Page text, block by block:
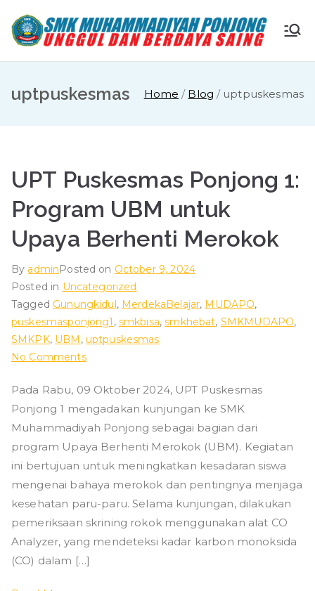
content
S
M
u
ha
P
o
nj
Ungg
ul
Berda
uptpuskesmas Home Blog uptpuskesmas
UPT Puskesmas Ponjong 1:
Program UBM untuk
Upaya Berhenti Merokok
By adminPosted on October 9, 2024
Posted in Uncategorized
Tagged Gunungkidul, MerdekaBelajar, MUDAPO,
puskesmasponjong1 , smkbisa,smkhebat, SMKMUDAPO,
SMKPK, UBM , uptpuskesmas
No Commentson
Puskesmas
Ponjong
1:
Program
UBM
untuk
Merokok
Pada Rabu, 09 Oktober 2024, UPT Puskesmas
Ponjong 1 mengadakan kunjungan ke SMK
Muhammadiyah Ponjong sebagai bagian dari
program Upaya Berhenti Merokok (UBM). Kegiatan
ini bertujuan untuk meningkatkan kesadaran siswa
mengenai bahaya merokok dan pentingnya menjaga
kesehatan paru-paru. Selama kunjungan, dilakukan
pemeriksaan skrining rokok menggunakan alat CO
Analyzer, yang mendeteksi kadar karbon monoksida
(CO) dalam […]